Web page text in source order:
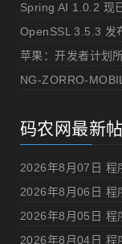
Spring AI 1.0.2 现
OpenSSL 3.5.3 发
苹果：开发者计划
码农网最新
2026年8月05日 程